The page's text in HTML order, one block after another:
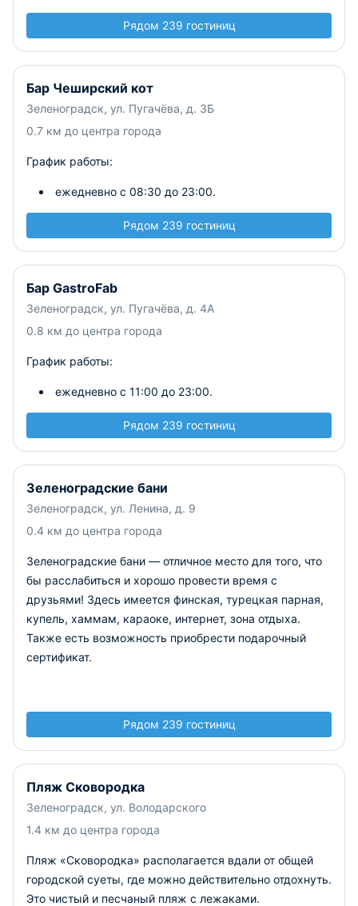
Рядом 239 гостиниц
Бар Чеширский кот
Зеленоградск, ул. Пугачёва, д. 3Б
0.7 км до центра города
График работы:
ежедневно с 08:30 до 23:00.
Рядом 239 гостиниц
Бар GastroFab
Зеленоградск, ул. Пугачёва, д. 4А
0.8 км до центра города
График работы:
ежедневно с 11:00 до 23:00.
Рядом 239 гостиниц
Зеленоградские бани
Зеленоградск, ул. Ленина, д. 9
0.4 км до центра города
Зеленоградские бани — отличное место для того, что
бы расслабиться и хорошо провести время с
друзьями! Здесь имеется финская, турецкая парная,
купель, хаммам, караоке, интернет, зона отдыха.
Также есть возможность приобрести подарочный
сертификат.
Рядом 239 гостиниц
Пляж Сковородка
Зеленоградск, ул. Володарского
1.4 км до центра города
Пляж «Сковородка» располагается вдали от общей
городской суеты, где можно действительно отдохнуть.
Это чистый и песчаный пляж с лежаками.